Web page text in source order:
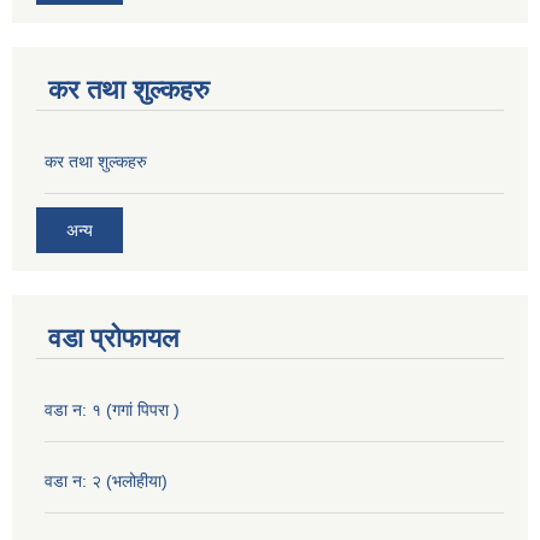
कर तथा शुल्कहरु
कर तथा शुल्कहरु
अन्य
वडा प्रोफायल
वडा न: १ (गगां पिपरा )
वडा न: २ (भलोहीया)